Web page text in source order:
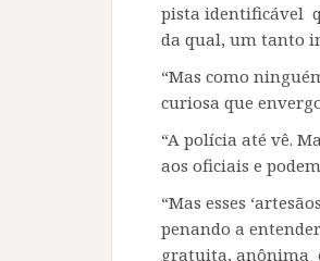
pista identificável
da qual, um tanto
“Mas como
curiosa que
“A polícia até vê.
aos oficiais e
“Mas esses
penando a
gratuita, anônima